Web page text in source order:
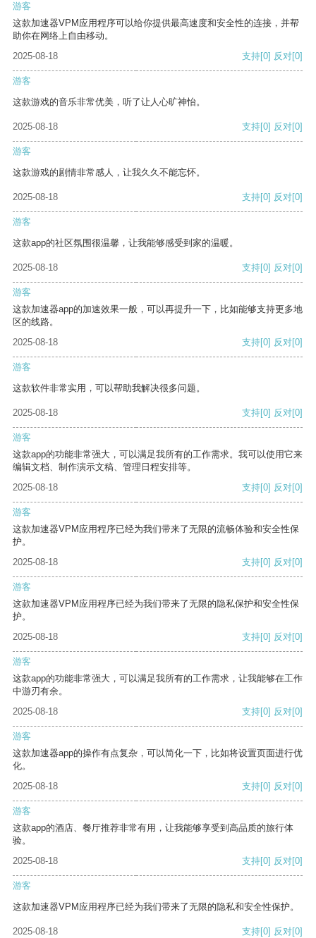
游客
这款加速器VPM应用程序可以给你提供最高速度和安全性的连接，并帮
助你在网络上自由移动。
2025-08-18
支持[0] 反对[0]
游客
这款游戏的音乐非常优美，听了让人心旷神怡。
2025-08-18 支持[0] 反对[0]
游客
这款游戏的剧情非常感人，让我久久不能忘怀。
2025-08-18 支持[0] 反对[0]
游客
这款app的社区氛围很温馨，让我能够感受到家的温暖。
2025-08-18 支持[0] 反对[0]
游客
这款加速器app的加速效果一般，可以再提升一下，比如能够支持更多地
区的线路。
2025-08-18
支持[0] 反对[0]
游客
这款软件非常实用，可以帮助我解决很多问题。
2025-08-18 支持[0] 反对[0]
游客
这款app的功能非常强大，可以满足我所有的工作需求。我可以使用它来
编辑文档、制作演示文稿、管理日程安排等。
2025-08-18
支持[0] 反对[0]
游客
这款加速器VPM应用程序已经为我们带来了无限的流畅体验和安全性保
护。
2025-08-18
支持[0] 反对[0]
游客
这款加速器VPM应用程序已经为我们带来了无限的隐私保护和安全性保
护。
2025-08-18
支持[0] 反对[0]
游客
这款app的功能非常强大，可以满足我所有的工作需求，让我能够在工作
中游刃有余。
2025-08-18
支持[0] 反对[0]
游客
这款加速器app的操作有点复杂，可以简化一下，比如将设置页面进行优
化。
2025-08-18
支持[0] 反对[0]
游客
这款app的酒店、餐厅推荐非常有用，让我能够享受到高品质的旅行体
验。
2025-08-18
支持[0] 反对[0]
游客
这款加速器VPM应用程序已经为我们带来了无限的隐私和安全性保护。
2025-08-18 支持[0] 反对[0]